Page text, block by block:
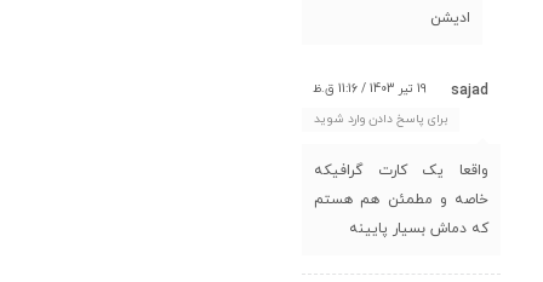
ادیشن
sajad
19 تیر 1403 / 11:16 ق.ظ
برای پاسخ دادن وارد شوید
واقعا یک کارت گرافیکه
خاصه و مطمئن هم هستم
که دماش بسیار پایینه